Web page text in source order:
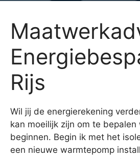
Rijs
Wil jij de energierekening
kan moeilijk zijn om te
beginnen. Begin ik met het
een nieuwe warmtepomp